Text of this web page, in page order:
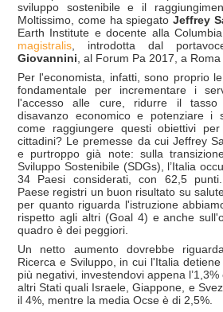
sviluppo sostenibile e il
Moltissimo, come ha spiegato Jeffrey
Earth Institute e docente alla Columbia
magistralis , introdotta dal
Giovannini , al Forum Pa 2017, a
Per l'economista, infatti, sono proprio
fondamentale per incrementare i
l'accesso alle cure, ridurre il tasso
disavanzo economico e potenziare i
come raggiungere questi obiettivi
cittadini? Le premesse da cui Jeffrey
e purtroppo già note: sulla
Sviluppo Sostenibile (SDGs), l’Italia
34 Paesi considerati, con 62,5
Paese registri un buon risultato su
per quanto riguarda l'istruzione
rispetto agli altri (Goal 4) e anche
quadro è dei peggiori.
Un netto aumento dovrebbe
Ricerca e Sviluppo, in cui l'Italia
più negativi, investendovi appena
altri Stati quali Israele, Giappone, e
il 4%, mentre la media Ocse è di 2,5%.